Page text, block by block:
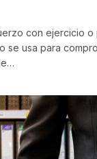
con ejercicio o
se usa para